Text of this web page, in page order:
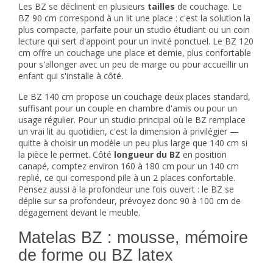
Les BZ se déclinent en plusieurs tailles de couchage. Le
BZ 90 cm correspond à un lit une place : c'est la solution la
plus compacte, parfaite pour un studio étudiant ou un coin
lecture qui sert d'appoint pour un invité ponctuel. Le BZ 120
cm offre un couchage une place et demie, plus confortable
pour s'allonger avec un peu de marge ou pour accueillir un
enfant qui s'installe à côté.
Le BZ 140 cm propose un couchage deux places standard,
suffisant pour un couple en chambre d'amis ou pour un
usage régulier. Pour un studio principal où le BZ remplace
un vrai lit au quotidien, c'est la dimension à privilégier —
quitte à choisir un modèle un peu plus large que 140 cm si
la pièce le permet. Côté longueur du BZ en position
canapé, comptez environ 160 à 180 cm pour un 140 cm
replié, ce qui correspond pile à un 2 places confortable.
Pensez aussi à la profondeur une fois ouvert : le BZ se
déplie sur sa profondeur, prévoyez donc 90 à 100 cm de
dégagement devant le meuble.
Matelas BZ : mousse, mémoire
de forme ou BZ latex